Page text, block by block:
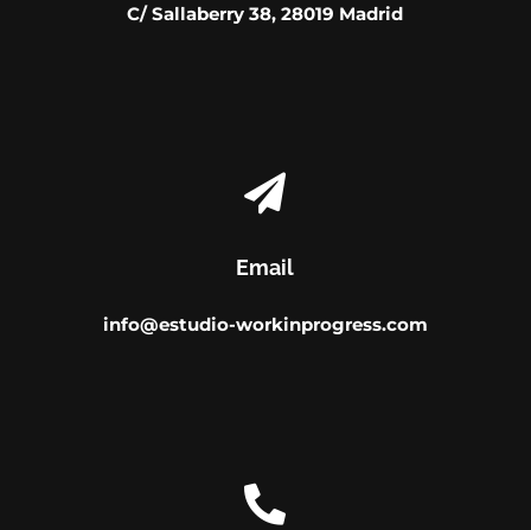
C/ Sallaberry 38, 28019 Madrid

Email
info@estudio-workinprogress.com
